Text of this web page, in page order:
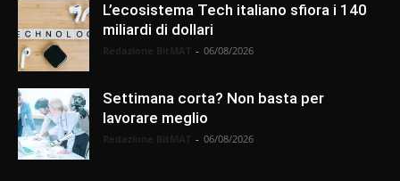
L’ecosistema Tech italiano sfiora i 140
miliardi di dollari
- 06/08/2026
Settimana corta? Non basta per
lavorare meglio
- 06/08/2026